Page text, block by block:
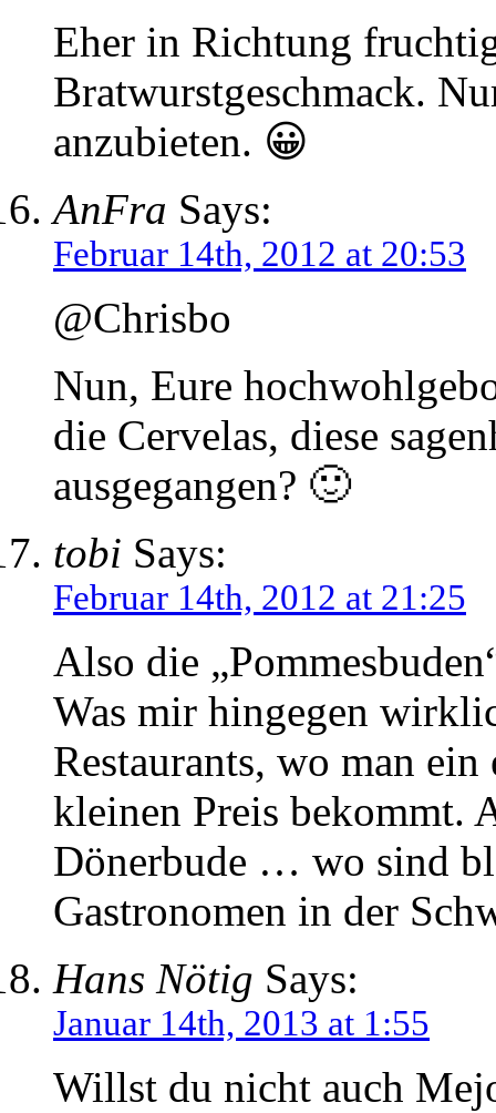
Eher in Richtung
Bratwurstgeschmack.
anzubieten. 😀
AnFra Says:
Februar 14th, 2012 at 20:53
@Chrisbo
Nun, Eure
die Cervelas, diese
ausgegangen? 🙂
tobi Says:
Februar 14th, 2012 at 21:25
Also die
Was mir hingegen
Restaurants, wo man
kleinen Preis bekommt.
Dönerbude … wo sind
Gastronomen in der
Hans Nötig Says:
Januar 14th, 2013 at 1:55
Willst du nicht auch